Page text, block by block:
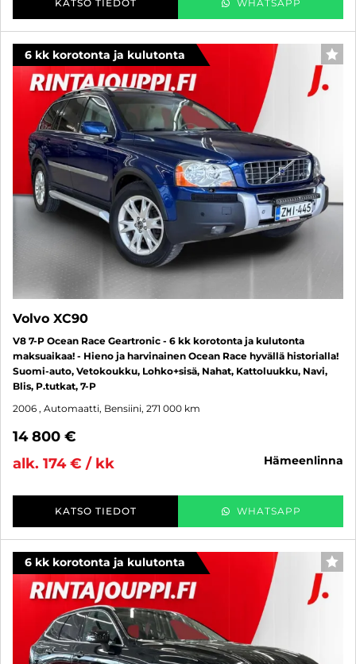
KATSO TIEDOT WHATSAPP
6 kk korotonta ja kulutonta
Volvo XC90
V8 7-P Ocean Race Geartronic - 6 kk korotonta ja kulutonta
maksuaikaa! - Hieno ja harvinainen Ocean Race hyvällä historialla!
Suomi-auto, Vetokoukku, Lohko+sisä, Nahat, Kattoluukku, Navi,
Blis, P.tutkat, 7-P
2006 , Automaatti, Bensiini, 271 000 km
14 800 €
alk. 174 € / kk
hämeenlinna
KATSO TIEDOT WHATSAPP
6 kk korotonta ja kulutonta